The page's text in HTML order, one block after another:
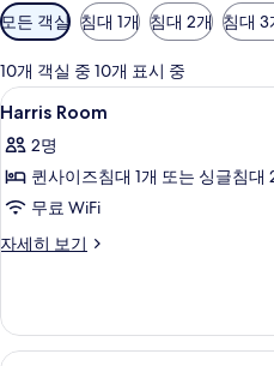
객
실
에
사
용
가
능
한
터
모든 객실 침대 1개 침대 2개 침대 3
10개 객실 중 10개 표시 중
Harris
Room
사
진
모
두
2
Harris Room
2명
퀸사이즈침대 1개 또는 싱글침대
무료 WiFi
자세히 보기
Harris
히
보